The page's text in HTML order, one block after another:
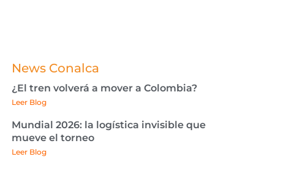
News Conalca
¿El tren volverá a mover a Colombia?
Leer Blog
Mundial 2026: la logística invisible que
mueve el torneo
Leer Blog